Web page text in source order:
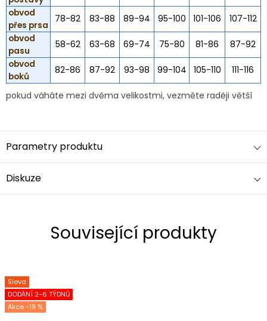
obvod
přes prsa
78-82 83-88 89-94 95-100 101-106
107-112
obvod
pasu
58-62 63-68 69-74 75-80 81-86
87-92
obvod
boků
82-86 87-92 93-98 99-104 105-110 111-116
pokud váháte mezi dvěma velikostmi, vezměte raději větší
Parametry produktu
Diskuze
Související produkty
Sleva
DODÁNÍ 2-6 TÝDNŮ
-19 %